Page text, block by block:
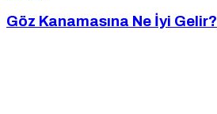
Göz Kanamasına Ne İyi Gelir?